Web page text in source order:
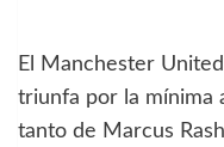
El Manchester
triunfa por la mínima
tanto de Marcus